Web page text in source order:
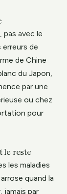
pas avec le
de
de Chine
du Japon,
par une
ou chez
pour
le reste
les maladies
quand la
par